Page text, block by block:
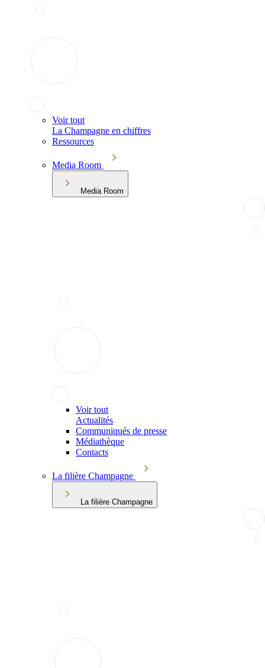
Voir tout
La Champagne en chiffres
Ressources
Media Room
Media Room
Voir tout
Actualités
Communiqués de presse
Médiathèque
Contacts
La filière Champagne
La filière Champagne